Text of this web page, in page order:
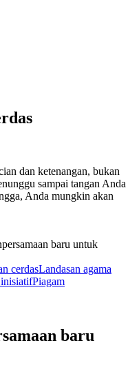
dan ketenangan, bukan
sampai tangan Anda
Anda mungkin akan
persamaan baru untuk
cerdasLandasan agama
inisiatifPiagam
baru